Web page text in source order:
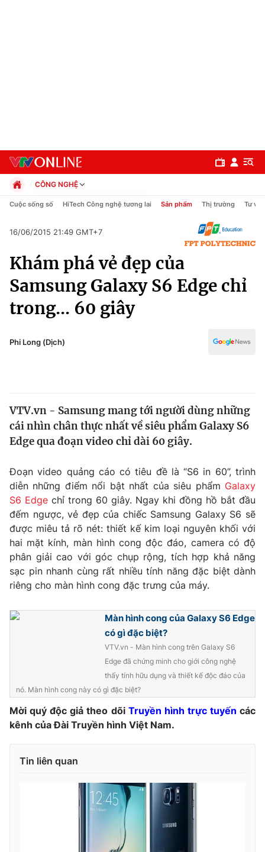
Chính trị
Xã hội
Pháp luật
Thế giới
Tin tức
Câu chuyện quốc tế
Kinh tế
Thị trường
Góc doanh nghiệp
Dữ liệu và đời sống
Truyền hình
Phim VTV
Hậu trường
Nhân vật
Giải trí
Điện ảnh
Âm nhạc
Sao
Đời sống
Chất lượng cuộc sống
Giáo dục
Hitech Công nghệ tương lai
Sản phẩm
Thị trường
Giao lưu trực tuyến
Lịch phát sóng
Chuyên mục khác
Podcast
Shorts video
CÔNG NGHỆ
Chính trị
Pháp luật
Thể thao
Văn hóa - Giải trí
Y tế
Công nghệ
Cuộc sống số HiTech Công nghệ tương lai Sản phẩm Thị trường Tư vấn
16/06/2015 21:49 GMT+7
Khám phá vẻ đẹp của
Samsung Galaxy S6 Edge chỉ
trong... 60 giây
Phi Long (Dịch)
VTV.vn - Samsung mang tới người dùng những
cái nhìn chân thực nhất về siêu phẩm Galaxy S6
Edge qua đoạn video chỉ dài 60 giây.
Đoạn video quảng cáo có tiêu đề là “S6 in 60”, trình
diễn những điểm nổi bật nhất của siêu phẩm Galaxy
S6 Edge chỉ trong 60 giây. Ngay khi đồng hồ bắt đầu
đếm ngược, vẻ đẹp của chiếc Samsung Galaxy S6 sẽ
được miêu tả rõ nét: thiết kế kim loại nguyên khối với
hai mặt kính, màn hình cong độc đáo, camera có độ
phân giải cao với góc chụp rộng, tích hợp khả năng
sạc pin nhanh cùng rất nhiều tính năng đặc biệt dành
riêng cho màn hình cong đặc trưng của máy.
Màn hình cong của Galaxy S6 Edge
có gì đặc biệt?
VTV.vn - Màn hình cong trên Galaxy S6
Edge đã chứng minh cho giới công nghệ
thấy tính hữu dụng và thiết kế độc đáo của
nó. Màn hình cong này có gì đặc biệt?
Mời quý độc giả theo dõi Truyền hình trực tuyến các
kênh của Đài Truyền hình Việt Nam.
Tin liên quan